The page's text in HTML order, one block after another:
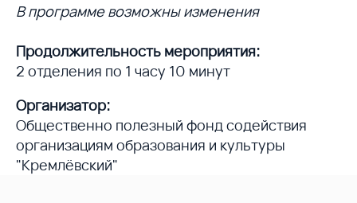
В программе возможны изменения
Продолжительность мероприятия:
2 отделения по 1 часу 10 минут
Организатор:
Общественно полезный фонд содействия
организациям образования и культуры
"Кремлёвский"